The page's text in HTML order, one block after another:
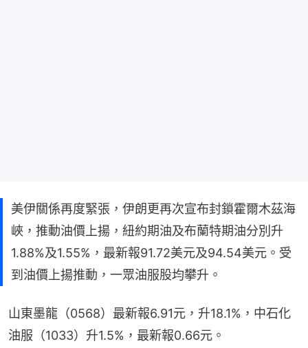
美伊關係再度緊張，伊朗更再次宣布封鎖霍爾木茲海
峽，推動油價上揚，紐約期油及布蘭特期油分別升
1.88%及1.55%，最新報91.72美元及94.54美元。受
到油價上揚推動，一眾油服股均攀升。
山東墨龍（0568）最新報6.91元，升18.1%，中石化
油服（1033）升1.5%，最新報0.66元。